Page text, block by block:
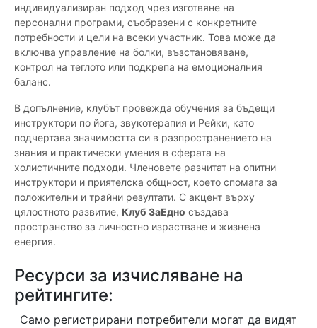
индивидуализиран подход чрез изготвяне на
персонални програми, съобразени с конкретните
потребности и цели на всеки участник. Това може да
включва управление на болки, възстановяване,
контрол на теглото или подкрепа на емоционалния
баланс.
В допълнение, клубът провежда обучения за бъдещи
инструктори по йога, звукотерапия и Рейки, като
подчертава значимостта си в разпространението на
знания и практически умения в сферата на
холистичните подходи. Членовете разчитат на опитни
инструктори и приятелска общност, което спомага за
положителни и трайни резултати. С акцент върху
цялостното развитие, Клуб ЗаЕдно създава
пространство за личностно израстване и жизнена
енергия.
Ресурси за изчисляване на
рейтингите:
Само регистрирани потребители могат да видят